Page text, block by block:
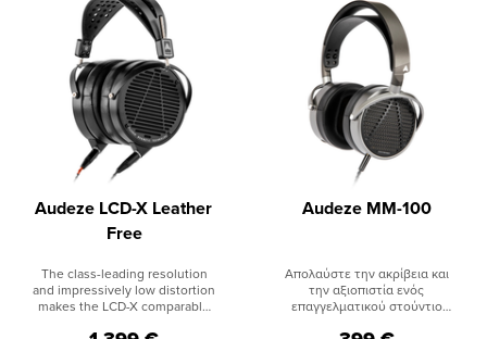
Audeze LCD-X Leather
Free
The class-leading resolution
and impressively low distortion
makes the LCD-X comparable
Audeze MM-100
Απολαύστε την ακρίβεια και
την αξιοπιστία ενός
επαγγελματικού στούντιο